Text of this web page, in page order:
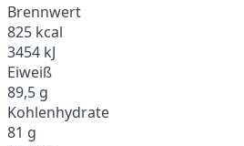
Brennwert
825 kcal
3454 kJ
Eiweiß
89,5 g
Kohlenhydrate
81 g